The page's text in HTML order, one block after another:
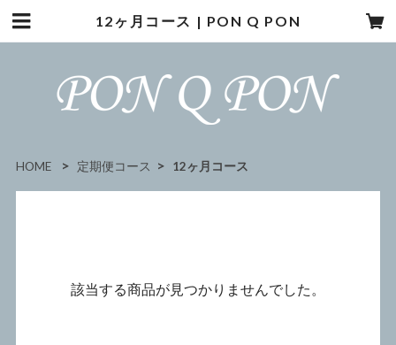
12ヶ月コース | PON Q PON
HOME 定期便コース 12ヶ月コース
該当する商品が見つかりませんでした。